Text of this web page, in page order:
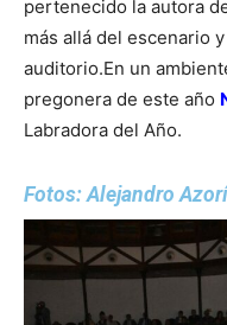
pertenecido la autora
más allá del escenario
auditorio.En un
pregonera de este año
Labradora del Año.
Fotos: Alejandro